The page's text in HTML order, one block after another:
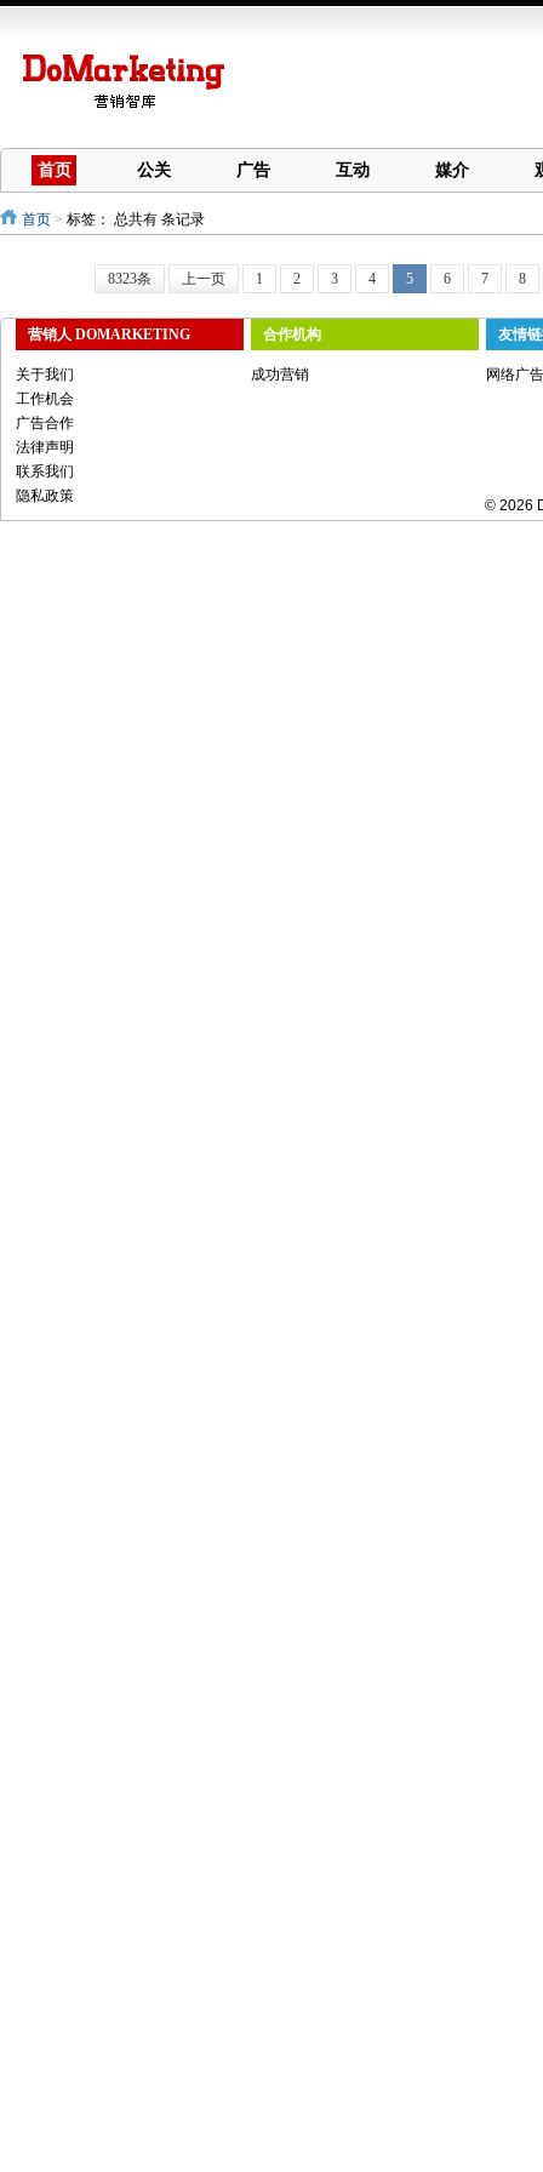
首页 公关 广告 互动 媒介
首页 > 标签： 总共有 条记录
8323条 上一页 1 2 3 4 5 6 7 8
营销人 DOMARKETING
关于我们
工作机会
广告合作
法律声明
联系我们
隐私政策
合作机构
成功营销
友情
网络广
© 2026